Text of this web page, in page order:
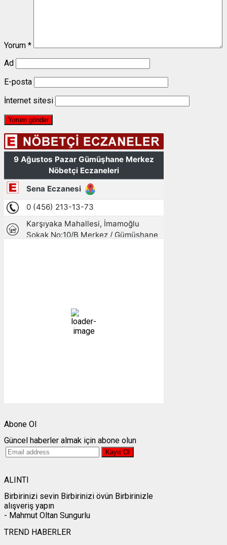
Yorum *
Ad
E-posta
İnternet sitesi
38 %
1008 mb
Abone Ol
Güncel haberler almak için abone olun
ALINTI
Birbirinizi sevin Birbirinizi övün Birbirinizle
alışveriş yapın
- Mahmut Oltan Sungurlu
TREND HABERLER